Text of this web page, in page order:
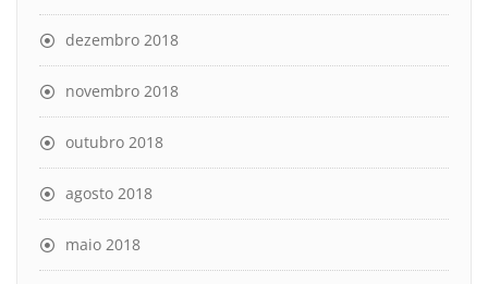
dezembro 2018
novembro 2018
outubro 2018
agosto 2018
maio 2018